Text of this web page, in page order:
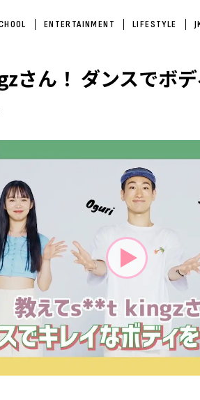
ENTERTAINMENT LIFESTYLE
さん！ ダンスでボ